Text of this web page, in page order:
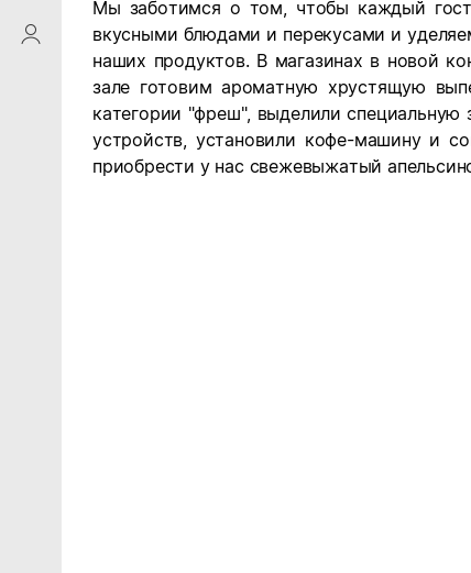
ProfileSaby
Мы заботимся о том, чтобы каждый
вкусными блюдами и перекусами и
наших продуктов. В магазинах в новой
зале готовим ароматную хрустящую
категории "фреш", выделили
устройств, установили кофе-машину и
приобрести у нас свежевыжатый